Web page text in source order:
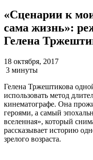
«Сценарии к
сама жизнь»:
Гелена
18 октября, 2017
3 минуты
Гелена Тржештикова
использовать метод
кинематографе. Она
героями, а самый
вселенная», который
рассказывает историю
зрелого возраста.